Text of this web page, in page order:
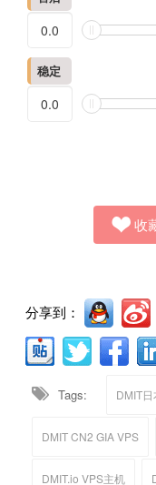
稳定
收
分享到：
Tags: DMIT
DMIT CN2 GIA VPS
DMIT.io VPS主机